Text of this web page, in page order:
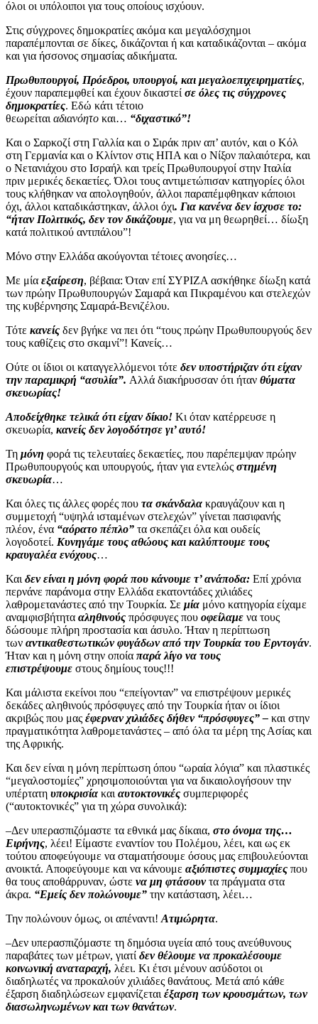
όλοι οι υπόλοιποι για τους οποίους ισχύουν.
Στις σύγχρονες δημοκρατίες ακόμα και μεγαλόσχημοι
παραπέμπονται σε δίκες, δικάζονται ή και καταδικάζονται – ακόμα
και για ήσσονος σημασίας αδικήματα.
Πρωθυπουργοί, Πρόεδροι, υπουργοί, και μεγαλοεπιχειρηματίες,
έχουν παραπεμφθεί και έχουν δικαστεί σε όλες τις σύγχρονες
δημοκρατίες. Εδώ κάτι τέτοιο
θεωρείται αδιανόητο και… “διχαστικό”!
Και ο Σαρκοζί στη Γαλλία και ο Σιράκ πριν απ’ αυτόν, και ο Κόλ
στη Γερμανία και ο Κλίντον στις ΗΠΑ και ο Νίξον παλαιότερα, και
ο Νετανιάχου στο Ισραήλ και τρείς Πρωθυπουργοί στην Ιταλία
πριν μερικές δεκαετίες. Όλοι τους αντιμετώπισαν κατηγορίες όλοι
τους κλήθηκαν να απολογηθούν, άλλοι παραπέμφθηκαν κάποιοι
όχι, άλλοι καταδικάστηκαν, άλλοι όχι. Για κανένα δεν ίσχυσε το:
“ήταν Πολιτικός, δεν τον δικάζουμε, για να μη θεωρηθεί… δίωξη
κατά πολιτικού αντιπάλου”!
Μόνο στην Ελλάδα ακούγονται τέτοιες ανοησίες…
Με μία εξαίρεση, βέβαια: Όταν επί ΣΥΡΙΖΑ ασκήθηκε δίωξη κατά
των πρώην Πρωθυπουργών Σαμαρά και Πικραμένου και στελεχών
της κυβέρνησης Σαμαρά-Βενιζέλου.
Τότε κανείς δεν βγήκε να πει ότι “τους πρώην Πρωθυπουργούς δεν
τους καθίζεις στο σκαμνί”! Κανείς…
Ούτε οι ίδιοι οι καταγγελλόμενοι τότε δεν υποστήριζαν ότι είχαν
την παραμικρή “ασυλία”. Αλλά διακήρυσσαν ότι ήταν θύματα
σκευωρίας!
Αποδείχθηκε τελικά ότι είχαν δίκιο! Κι όταν κατέρρευσε η
σκευωρία, κανείς δεν λογοδότησε γι’ αυτό!
Τη μόνη φορά τις τελευταίες δεκαετίες, που παρέπεμψαν πρώην
Πρωθυπουργούς και υπουργούς, ήταν για εντελώς στημένη
σκευωρία…
Και όλες τις άλλες φορές που τα σκάνδαλα κραυγάζουν και η
συμμετοχή “υψηλά ισταμένων στελεχών” γίνεται πασιφανής
πλέον, ένα “αόρατο πέπλο” τα σκεπάζει όλα και ουδείς
λογοδοτεί. Κυνηγάμε τους αθώους και καλύπτουμε τους
κραυγαλέα ενόχους…
Και δεν είναι η μόνη φορά που κάνουμε τ’ ανάποδα: Επί χρόνια
περνάνε παράνομα στην Ελλάδα εκατοντάδες χιλιάδες
λαθρομετανάστες από την Τουρκία. Σε μία μόνο κατηγορία είχαμε
αναμφισβήτητα αληθινούς πρόσφυγες που οφείλαμε να τους
δώσουμε πλήρη προστασία και άσυλο. Ήταν η περίπτωση
των αντικαθεστωτικών φυγάδων από την Τουρκία του Ερντογάν.
Ήταν και η μόνη στην οποία παρά λίγο να τους
επιστρέψουμε στους δημίους τους!!!
Και μάλιστα εκείνοι που “επείγονταν” να επιστρέψουν μερικές
δεκάδες αληθινούς πρόσφυγες από την Τουρκία ήταν οι ίδιοι
ακριβώς που μας έφερναν χιλιάδες δήθεν “πρόσφυγες” – και στην
πραγματικότητα λαθρομετανάστες – από όλα τα μέρη της Ασίας και
της Αφρικής.
Και δεν είναι η μόνη περίπτωση όπου “ωραία λόγια” και πλαστικές
“μεγαλοστομίες” χρησιμοποιούνται για να δικαιολογήσουν την
υπέρτατη υποκρισία και αυτοκτονικές συμπεριφορές
(“αυτοκτονικές” για τη χώρα συνολικά):
–Δεν υπερασπιζόμαστε τα εθνικά μας δίκαια, στο όνομα της…
Ειρήνης, λέει! Είμαστε εναντίον του Πολέμου, λέει, και ως εκ
τούτου αποφεύγουμε να σταματήσουμε όσους μας επιβουλεύονται
ανοικτά. Αποφεύγουμε και να κάνουμε αξιόπιστες συμμαχίες που
θα τους αποθάρρυναν, ώστε να μη φτάσουντα πράγματα στα
άκρα. “Εμείς δεν πολώνουμε” την κατάσταση, λέει…
Την πολώνουν όμως, οι απέναντι! Ατιμώρητα.
–Δεν υπερασπιζόμαστε τη δημόσια υγεία από τους ανεύθυνους
παραβάτες των μέτρων, γιατί δεν θέλουμε να προκαλέσουμε
κοινωνική αναταραχή, λέει. Κι έτσι μένουν ασύδοτοι οι
διαδηλωτές να προκαλούν χιλιάδες θανάτους. Μετά από κάθε
έξαρση διαδηλώσεων εμφανίζεται έξαρση των κρουσμάτων, των
διασωληνωμένων και των θανάτων.